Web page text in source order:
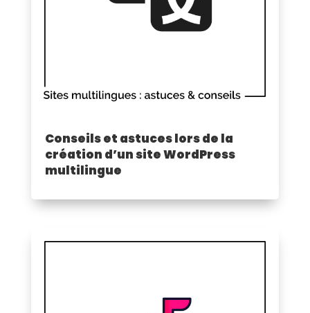
Conseils et astuces lors de la
création d’un site WordPress
multilingue